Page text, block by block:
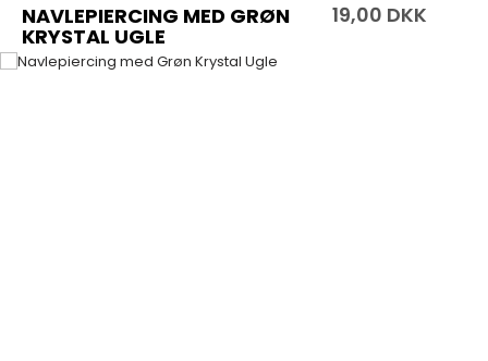
NAVLEPIERCING MED GRØN
KRYSTAL UGLE
19,00 DKK